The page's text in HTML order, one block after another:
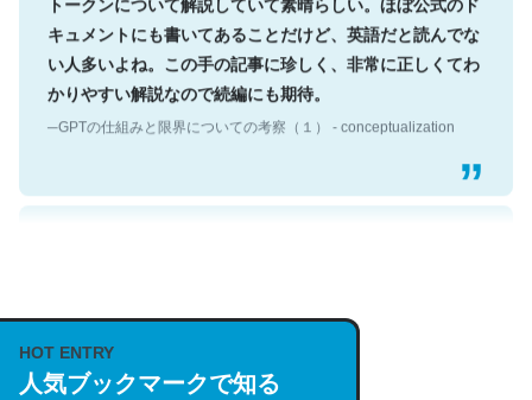
キュメントにも書いてあることだけど、英語だと読んでな
い人多いよね。この手の記事に珍しく、非常に正しくてわ
かりやすい解説なので続編にも期待。
─GPTの仕組みと限界についての考察（１） - conceptualization
https://isobe324649.hatenablog.com/entry/2023/03/27
/064121
─GPTの仕組みと限界についての考察（１） - conceptualization
HOT ENTRY
人気ブックマークで知る